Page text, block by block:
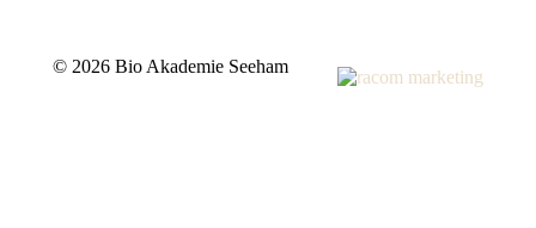
© 2026 Bio Akademie Seeham